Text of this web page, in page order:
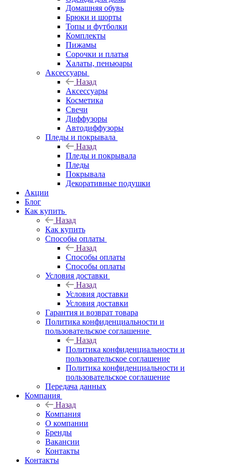
Домашняя обувь
Брюки и шорты
Топы и футболки
Комплекты
Пижамы
Сорочки и платья
Халаты, пеньюары
Аксессуары
Назад
Аксессуары
Косметика
Свечи
Диффузоры
Автодиффузоры
Пледы и покрывала
Назад
Пледы и покрывала
Пледы
Покрывала
Декоративные подушки
Акции
Блог
Как купить
Назад
Как купить
Способы оплаты
Назад
Способы оплаты
Способы оплаты
Условия доставки
Назад
Условия доставки
Условия доставки
Гарантия и возврат товара
Политика конфиденциальности и
пользовательское соглашение
Назад
Политика конфиденциальности и
пользовательское соглашение
Политика конфиденциальности и
пользовательское соглашение
Передача данных
Компания
Назад
Компания
О компании
Бренды
Вакансии
Контакты
Контакты